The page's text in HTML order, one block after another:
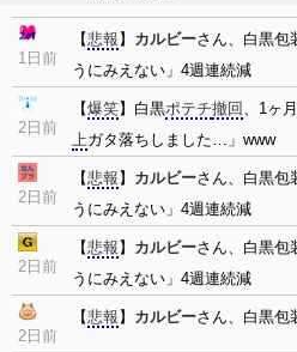
1日前
【悲報 】 カルビーさん、白黒包
うにみえない」4週連続減
2日前
【爆笑】白黒ポテチ撤回 、1ヶ
上ガタ落ちしました…」www
2日前
【悲報 】 カルビーさん、白黒包
うにみえない」4週連続減
2日前
【悲報 】 カルビーさん、白黒包
うにみえない」4週連続減
2日前
【悲報 】 カルビーさん、白黒包